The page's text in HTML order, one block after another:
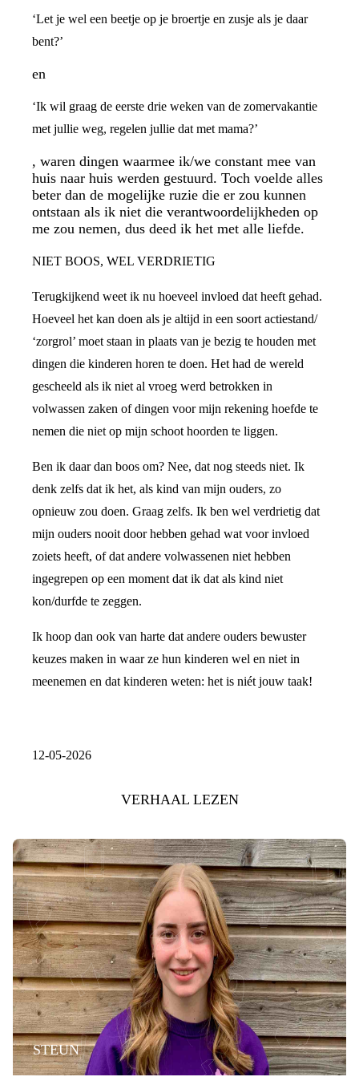
‘Let je wel een beetje op je broertje en zusje als je daar
bent?’
en
‘Ik wil graag de eerste drie weken van de zomervakantie
met jullie weg, regelen jullie dat met mama?’
, waren dingen waarmee ik/we constant mee van
huis naar huis werden gestuurd. Toch voelde alles
beter dan de mogelijke ruzie die er zou kunnen
ontstaan als ik niet die verantwoordelijkheden op
me zou nemen, dus deed ik het met alle liefde.
NIET BOOS, WEL VERDRIETIG
Terugkijkend weet ik nu hoeveel invloed dat heeft gehad.
Hoeveel het kan doen als je altijd in een soort actiestand/
‘zorgrol’ moet staan in plaats van je bezig te houden met
dingen die kinderen horen te doen. Het had de wereld
gescheeld als ik niet al vroeg werd betrokken in
volwassen zaken of dingen voor mijn rekening hoefde te
nemen die niet op mijn schoot hoorden te liggen.
Ben ik daar dan boos om? Nee, dat nog steeds niet. Ik
denk zelfs dat ik het, als kind van mijn ouders, zo
opnieuw zou doen. Graag zelfs. Ik ben wel verdrietig dat
mijn ouders nooit door hebben gehad wat voor invloed
zoiets heeft, of dat andere volwassenen niet hebben
ingegrepen op een moment dat ik dat als kind niet
kon/durfde te zeggen.
Ik hoop dan ook van harte dat andere ouders bewuster
keuzes maken in waar ze hun kinderen wel en niet in
meenemen en dat kinderen weten: het is niét jouw taak!
12-05-2026
VERHAAL LEZEN
STEUN